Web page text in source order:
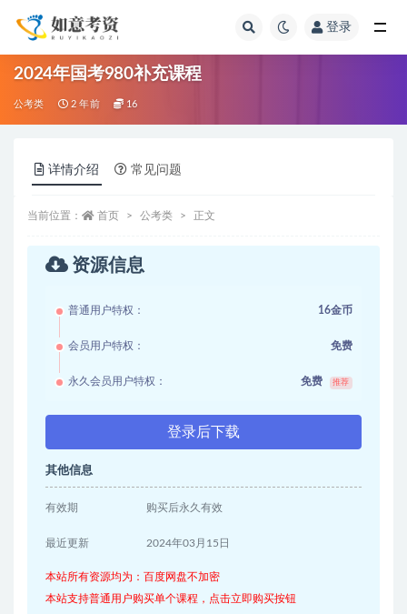
登录
2024年国考980补充课程
公考类 2 年前 16
详情介绍 常见问题
当前位置： 首页 公考类 正文
资源信息
普通用户特权： 16金币
会员用户特权： 免费
永久会员用户特权： 免费 推荐
登录后下载
其他信息
有效期 购买后永久有效
最近更新 2024年03月15日
本站所有资源均为：百度网盘不加密
本站支持普通用户购买单个课程，点击立即购买按钮